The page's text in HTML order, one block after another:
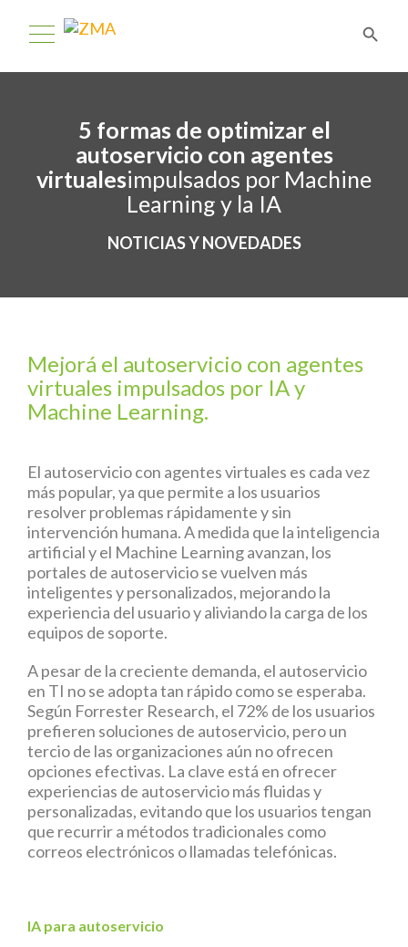
5 formas de optimizar el
autoservicio con agentes
virtualesimpulsados ​​por Machine
Learning y la IA
NOTICIAS Y NOVEDADES
Mejorá el autoservicio con agentes
virtuales impulsados por IA y
Machine Learning.
El autoservicio con agentes virtuales es cada vez
más popular, ya que permite a los usuarios
resolver problemas rápidamente y sin
intervención humana. A medida que la inteligencia
artificial y el Machine Learning avanzan, los
portales de autoservicio se vuelven más
inteligentes y personalizados, mejorando la
experiencia del usuario y aliviando la carga de los
equipos de soporte.
A pesar de la creciente demanda, el autoservicio
en TI no se adopta tan rápido como se esperaba.
Según Forrester Research, el 72% de los usuarios
prefieren soluciones de autoservicio, pero un
tercio de las organizaciones aún no ofrecen
opciones efectivas. La clave está en ofrecer
experiencias de autoservicio más fluidas y
personalizadas, evitando que los usuarios tengan
que recurrir a métodos tradicionales como
correos electrónicos o llamadas telefónicas.
IA para autoservicio